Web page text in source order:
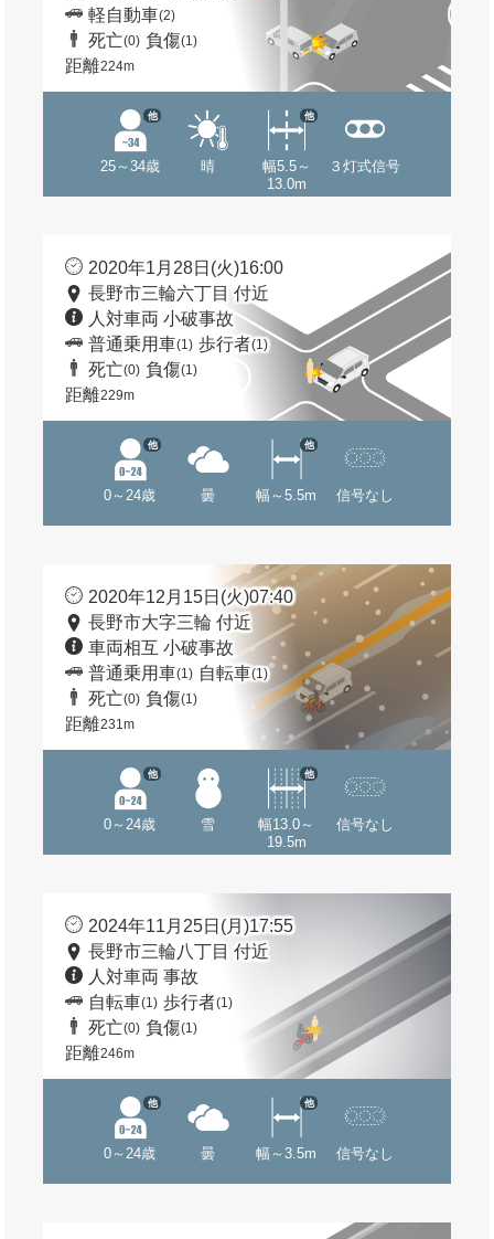
軽自動車(2)
死亡(0) 負傷(1)
距離224m
25～34歳
他
晴
幅5.5～
13.0m
他
３灯式信号
2020年1月28日(火)16:00
長野市三輪六丁目 付近
人対車両 小破事故
普通乗用車(1) 歩行者(1)
死亡(0) 負傷(1)
距離229m
0～24歳
他
曇 幅～5.5m
他
信号なし
2020年12月15日(火)07:40
長野市大字三輪 付近
車両相互 小破事故
普通乗用車(1) 自転車(1)
死亡(0) 負傷(1)
距離231m
0～24歳
他
雪
幅13.0～
19.5m
他
信号なし
2024年11月25日(月)17:55
長野市三輪八丁目 付近
人対車両 事故
自転車(1) 歩行者(1)
死亡(0) 負傷(1)
距離246m
0～24歳
他
曇 幅～3.5m
他
信号なし